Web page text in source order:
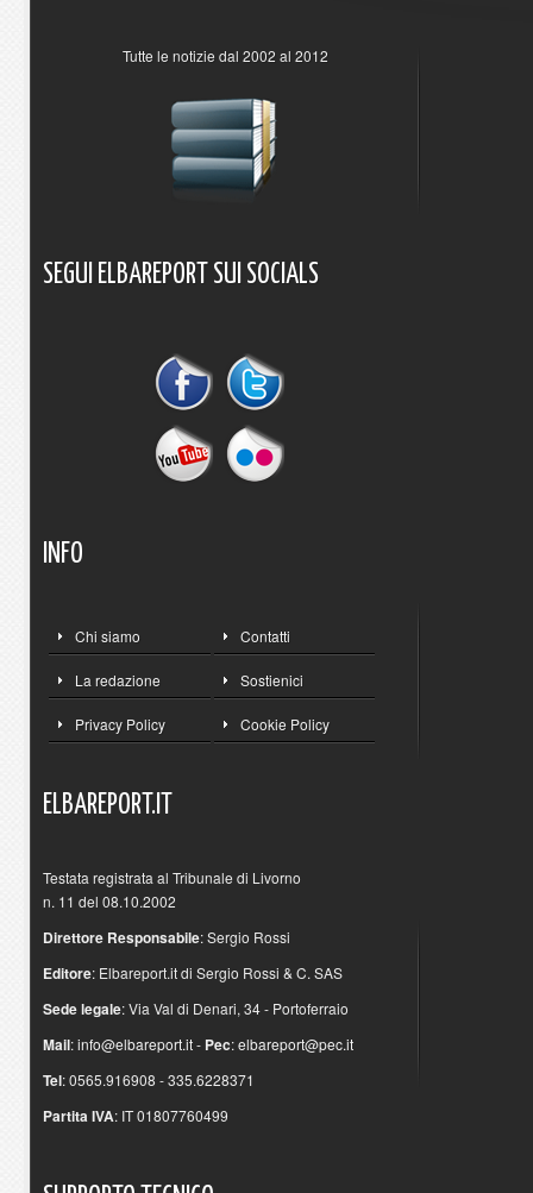
Tutte le notizie dal 2002 al 2012
SEGUI ELBAREPORT SUI SOCIALS
INFO
Chi siamo Contatti
La redazione Sostienici
Privacy Policy Cookie Policy
ELBAREPORT.IT
Testata registrata al Tribunale di Livorno
n. 11 del 08.10.2002
Direttore Responsabile: Sergio Rossi
Editore: Elbareport.it di Sergio Rossi & C. SAS
Sede legale: Via Val di Denari, 34 - Portoferraio
Mail:info@elbareport.it- Pec:elbareport@pec.it
Tel: 0565.916908 - 335.6228371
Partita IVA: IT 01807760499